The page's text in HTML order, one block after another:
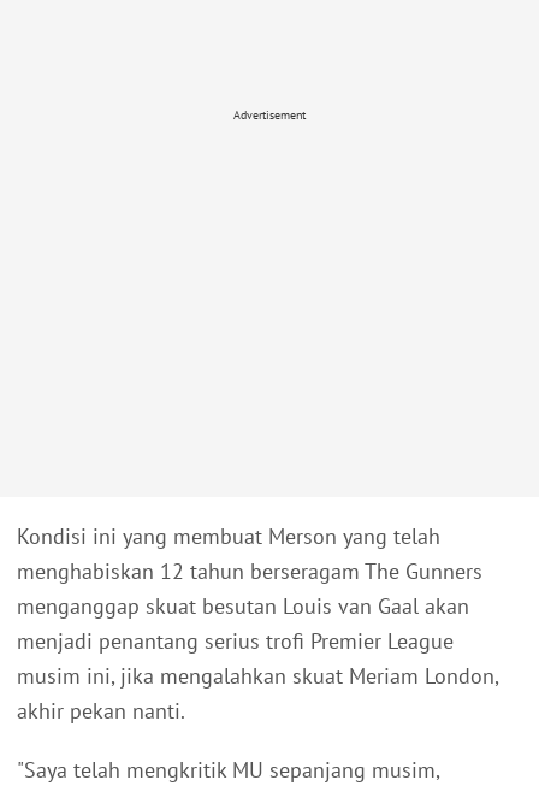
Advertisement
Kondisi ini yang membuat Merson yang telah
menghabiskan 12 tahun berseragam The Gunners
menganggap skuat besutan Louis van Gaal akan
menjadi penantang serius trofi Premier League
musim ini, jika mengalahkan skuat Meriam London,
akhir pekan nanti.
"Saya telah mengkritik MU sepanjang musim,